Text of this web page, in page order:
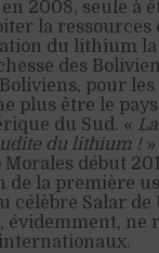
2008, seule à
la ressources
du lithium
des
pour les
plus être le
du Sud. «
du lithium !»
début
de la première
célèbre Salar de
évidemment, ne